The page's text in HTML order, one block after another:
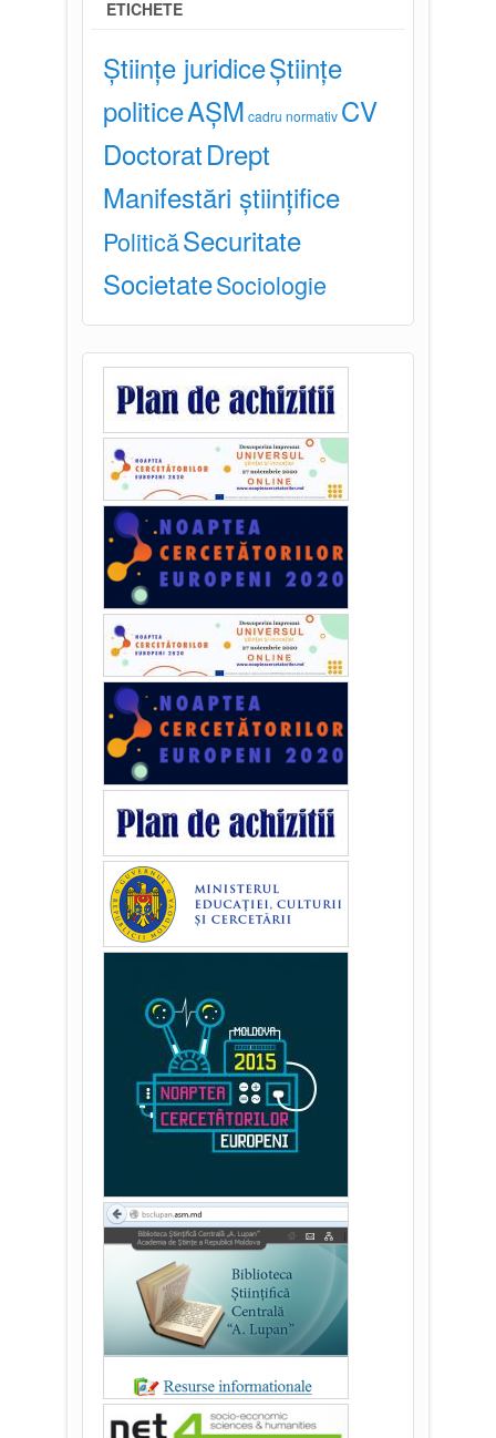
ETICHETE
Științe juridiceȘtiințe
politiceAȘM cadru normativ CV
DoctoratDrept
Manifestări științifice
PoliticăSecuritate
SocietateSociologie